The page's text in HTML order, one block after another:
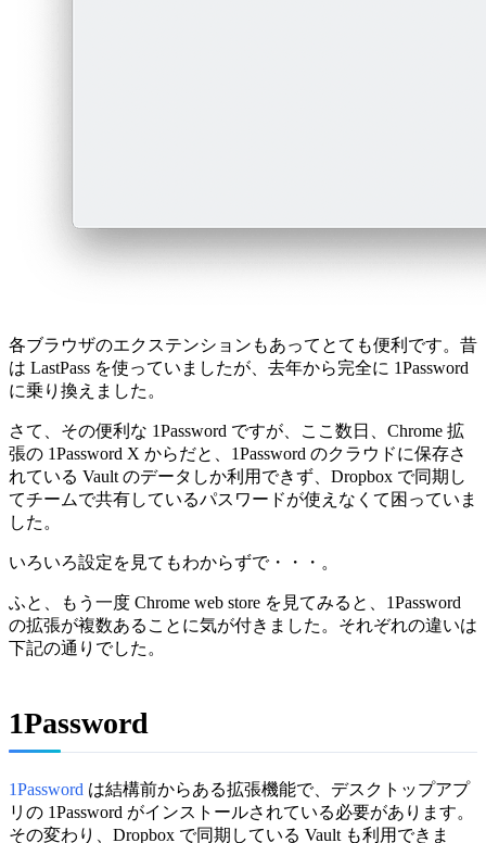
各ブラウザのエクステンションもあってとても便利です。昔
は LastPass を使っていましたが、去年から完全に 1Password
に乗り換えました。
さて、その便利な 1Password ですが、ここ数日、Chrome 拡
張の 1Password X からだと、1Password のクラウドに保存さ
れている Vault のデータしか利用できず、Dropbox で同期し
てチームで共有しているパスワードが使えなくて困っていま
した。
いろいろ設定を見てもわからずで・・・。
ふと、もう一度 Chrome web store を見てみると、1Password
の拡張が複数あることに気が付きました。それぞれの違いは
下記の通りでした。
1Password
1Password は結構前からある拡張機能で、デスクトップアプ
リの 1Password がインストールされている必要があります。
その変わり、Dropbox で同期している Vault も利用できま